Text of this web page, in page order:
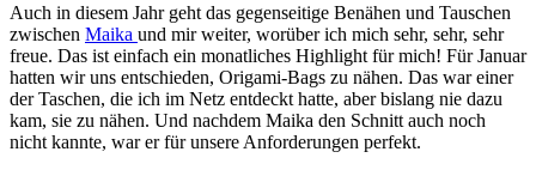
Auch in diesem Jahr geht das gegenseitige Benähen und Tauschen
zwischen Maika und mir weiter, worüber ich mich sehr, sehr, sehr
freue. Das ist einfach ein monatliches Highlight für mich! Für Januar
hatten wir uns entschieden, Origami-Bags zu nähen. Das war einer
der Taschen, die ich im Netz entdeckt hatte, aber bislang nie dazu
kam, sie zu nähen. Und nachdem Maika den Schnitt auch noch
nicht kannte, war er für unsere Anforderungen perfekt.